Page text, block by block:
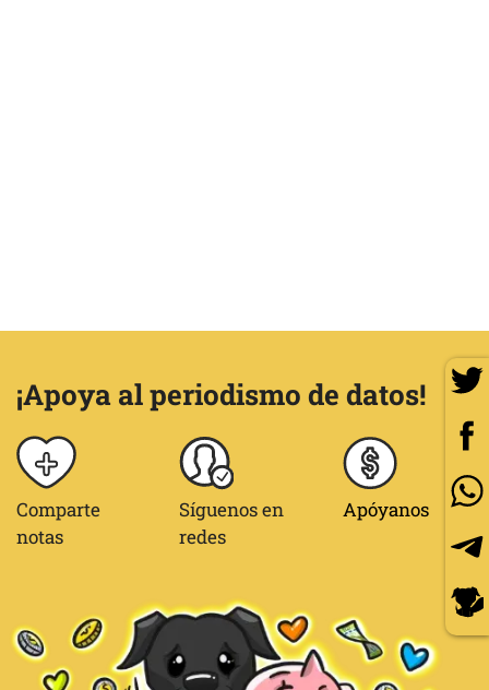
¡Apoya al periodismo de datos!
Comparte
notas
Síguenos en
redes
Apóyanos